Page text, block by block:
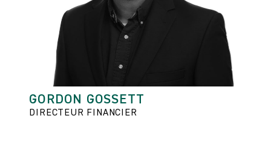
GORDON GOSSETT
DIRECTEUR FINANCIER